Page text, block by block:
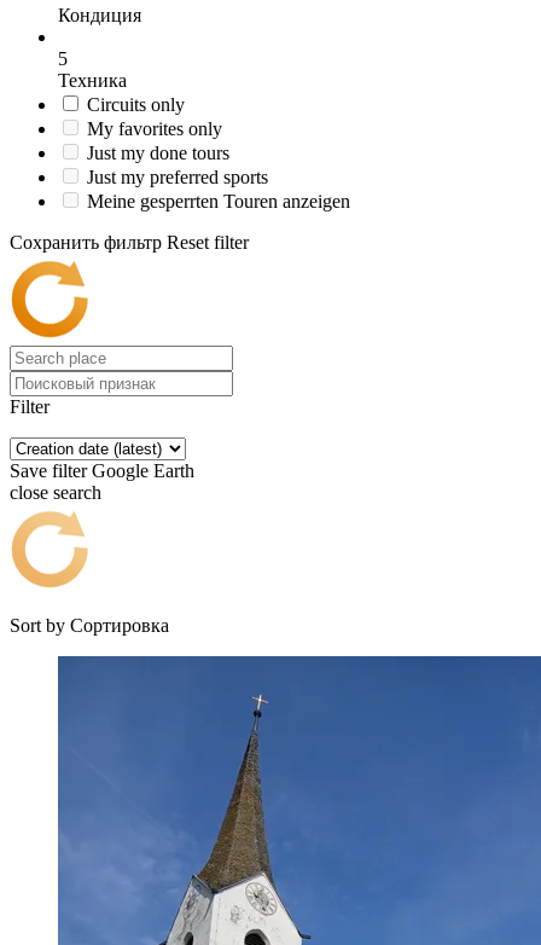
Кондиция
5
Техника
Circuits only
My favorites only
Just my done tours
Just my preferred sports
Meine gesperrten Touren anzeigen
Сохранить фильтр Reset filter
Filter
Save filter Google Earth
close search
Sort by Сортировка